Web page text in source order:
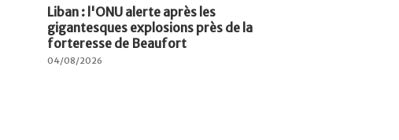
Liban : l'ONU alerte après les
gigantesques explosions près de la
forteresse de Beaufort
04/08/2026